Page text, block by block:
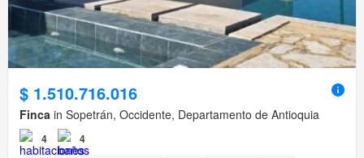
$ 1.510.716.016
Finca in Sopetrán, Occidente, Departamento de Antioquia
4 4